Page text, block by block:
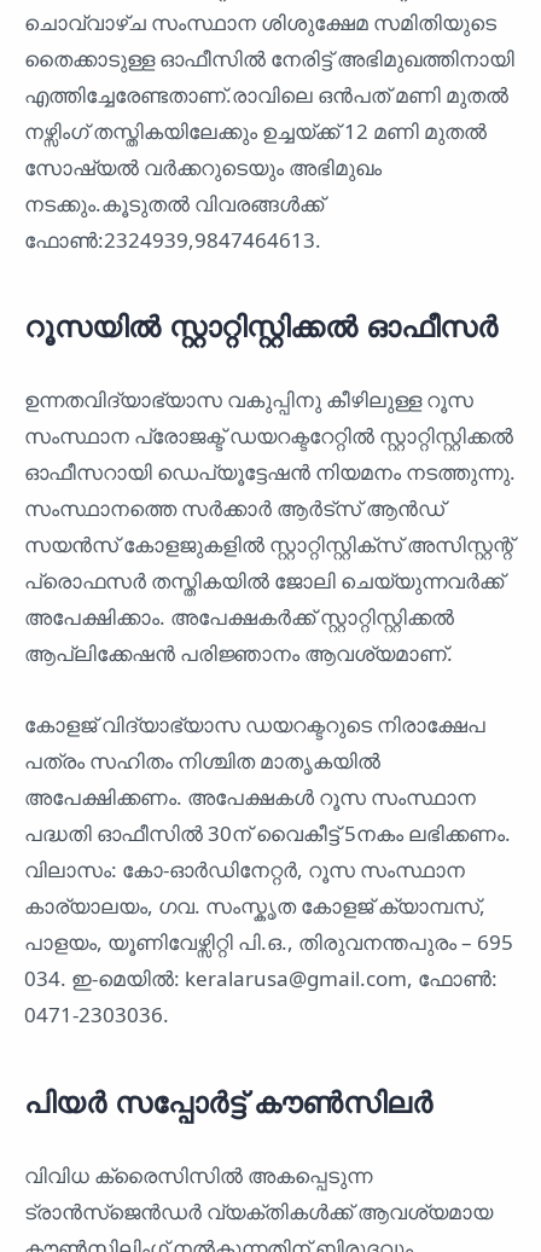
ചൊവ്വാഴ്ച സംസ്ഥാന ശിശുക്ഷേമ സമിതിയുടെ
തൈക്കാടുള്ള ഓഫീസിൽ നേരിട്ട് അഭിമുഖത്തിനായി
എത്തിച്ചേരേണ്ടതാണ്.രാവിലെ ഒൻപത് മണി മുതൽ
നഴ്സിംഗ് തസ്തികയിലേക്കും ഉച്ചയ്ക്ക് 12 മണി മുതൽ
സോഷ്യൽ വർക്കറുടെയും അഭിമുഖം
നടക്കും.കൂടുതൽ വിവരങ്ങൾക്ക്
ഫോൺ:2324939,9847464613.
റൂസയിൽ സ്റ്റാറ്റിസ്റ്റിക്കൽ ഓഫീസർ
ഉന്നതവിദ്യാഭ്യാസ വകുപ്പിനു കീഴിലുള്ള റൂസ
സംസ്ഥാന പ്രോജക്ട് ഡയറക്ടറേറ്റിൽ സ്റ്റാറ്റിസ്റ്റിക്കൽ
ഓഫീസറായി ഡെപ്യൂട്ടേഷൻ നിയമനം നടത്തുന്നു.
സംസ്ഥാനത്തെ സർക്കാർ ആർട്സ് ആൻഡ്
സയൻസ് കോളജുകളിൽ സ്റ്റാറ്റിസ്റ്റിക്സ് അസിസ്റ്റന്റ്
പ്രൊഫസർ തസ്തികയിൽ ജോലി ചെയ്യുന്നവർക്ക്
അപേക്ഷിക്കാം. അപേക്ഷകർക്ക് സ്റ്റാറ്റിസ്റ്റിക്കൽ
ആപ്ലിക്കേഷൻ പരിജ്ഞാനം ആവശ്യമാണ്.
കോളജ് വിദ്യാഭ്യാസ ഡയറക്ടറുടെ നിരാക്ഷേപ
പത്രം സഹിതം നിശ്ചിത മാതൃകയിൽ
അപേക്ഷിക്കണം. അപേക്ഷകൾ റൂസ സംസ്ഥാന
പദ്ധതി ഓഫീസിൽ 30ന് വൈകീട്ട് 5നകം ലഭിക്കണം.
വിലാസം: കോ-ഓർഡിനേറ്റർ, റൂസ സംസ്ഥാന
കാര്യാലയം, ഗവ. സംസ്കൃത കോളജ് ക്യാമ്പസ്,
പാളയം, യൂണിവേഴ്സിറ്റി പി.ഒ., തിരുവനന്തപുരം – 695
034. ഇ-മെയിൽ: keralarusa@gmail.com, ഫോൺ:
0471-2303036.
പിയർ സപ്പോർട്ട് കൗൺസിലർ
വിവിധ ക്രൈസിസിൽ അകപ്പെടുന്ന
ട്രാൻസ്ജെൻഡർ വ്യക്തികൾക്ക് ആവശ്യമായ